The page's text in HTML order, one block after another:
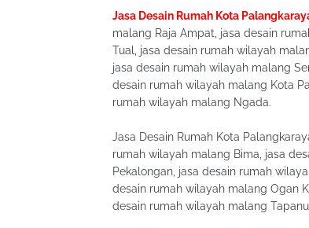
Jasa Desain Rumah Kota
malang Raja Ampat, jasa desain
Tual, jasa desain rumah wilayah
jasa desain rumah wilayah malang
desain rumah wilayah malang Kota
rumah wilayah malang Ngada.
Jasa Desain Rumah Kota
rumah wilayah malang Bima, jasa
Pekalongan, jasa desain rumah
desain rumah wilayah malang Ogan
desain rumah wilayah malang